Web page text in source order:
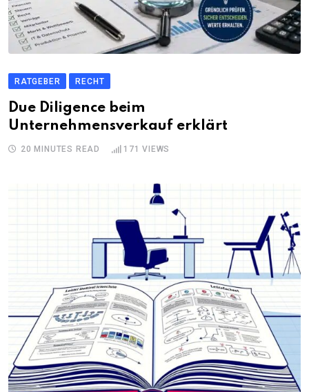
RATGEBER RECHT
Due Diligence beim
Unternehmensverkauf erklärt
20 MINUTES READ 171 VIEWS